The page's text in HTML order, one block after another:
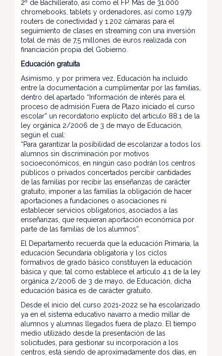
2º de Bachillerato, así como el FP. Más de 31.000
chromebooks, tablets y ordenadores, así como 1.979
routers de conectividad y 1.202 cámaras para el
seguimiento de clases en streaming con una inversión
total de más de 7,5 millones de euros realizada con
financiación propia del Gobierno.
Educación gratuita
Asimismo, y por primera vez, Educación ha incluido
entre la documentación a cumplimentar por las familias,
dentro del apartado “Información de interés para el
proceso de admisión Fuera de Plazo iniciado el curso
escolar” un recordatorio explícito del artículo 88.1 de la
ley orgánica 2/2006 de 3 de mayo de Educación,
según el cual:
“Para garantizar la posibilidad de escolarizar a todos los
alumnos sin discriminación por motivos
socioeconómicos, en ningún caso podrán los centros
públicos o privados concertados percibir cantidades
de las familias por recibir las enseñanzas de carácter
gratuito, imponer a las familias la obligación de hacer
aportaciones a fundaciones o asociaciones ni
establecer servicios obligatorios, asociados a las
enseñanzas, que requieran aportación económica por
parte de las familias de los alumnos”.
El Departamento recuerda que la educación Primaria, la
educación Secundaria obligatoria y los ciclos
formativos de grado básico constituyen la educación
básica y que, tal como establece el artículo 4.1 de la ley
orgánica 2/2006 de 3 de mayo, de Educación, dicha
educación básica es de carácter gratuito.
Desde el inicio del curso 2021-2022 se ha escolarizado
ya en el sistema educativo navarro a medio millar de
alumnos y alumnas llegados fuera de plazo. El tiempo
medio utilizado desde la presentación de las
solicitudes, para gestionar su incorporación a los
centros, está siendo de aproximadamente dos días, en